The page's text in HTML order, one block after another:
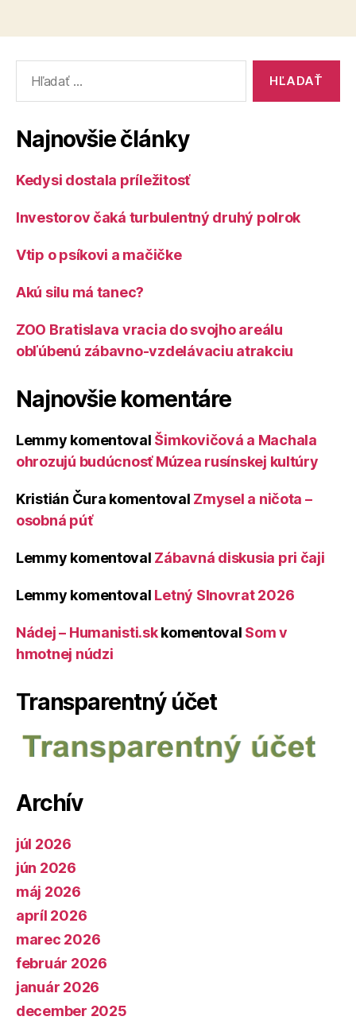
Najnovšie články
Kedysi dostala príležitosť
Investorov čaká turbulentný druhý polrok
Vtip o psíkovi a mačičke
Akú silu má tanec?
ZOO Bratislava vracia do svojho areálu
obľúbenú zábavno-vzdelávaciu atrakciu
Najnovšie komentáre
Lemmy komentoval Šimkovičová a Machala
ohrozujú budúcnosť Múzea rusínskej kultúry
Kristián Čura komentoval Zmysel a ničota –
osobná púť
Lemmy komentoval Zábavná diskusia pri čaji
Lemmy komentoval Letný Slnovrat 2026
Nádej – Humanisti.skkomentoval Som v
hmotnej núdzi
Transparentný účet
Archív
júl 2026
jún 2026
máj 2026
apríl 2026
marec 2026
február 2026
január 2026
december 2025